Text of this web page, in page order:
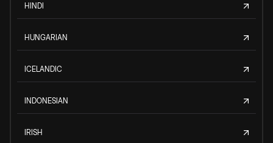
HINDI
HUNGARIAN
ICELANDIC
INDONESIAN
IRISH